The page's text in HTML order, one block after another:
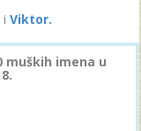
i Viktor.
muških imena u